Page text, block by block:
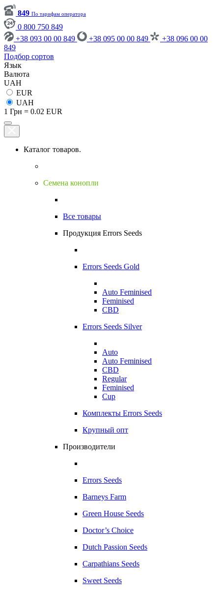
849 По тарифам оператора
0 800 750 849
+38 093 00 00 849
+38 095 00 00 849
+38 096 00 00
849
Подбор сортов
Язык
Валюта
UAH
EUR
UAH
1 Грн = 0.02 EUR
Каталог товаров.
Семена конопли
Все товары
Продукция Errors Seeds
Errors Seeds Gold
Auto Feminised
Feminised
CBD
Errors Seeds Silver
Auto
Auto Feminised
CBD
Regular
Feminised
Cup
Комплекты Errors Seeds
Крупный опт
Производители
Errors Seeds
Barneys Farm
Green House Seeds
Doctor’s Choice
Dutch Passion Seeds
Carpathians Seeds
Sweet Seeds